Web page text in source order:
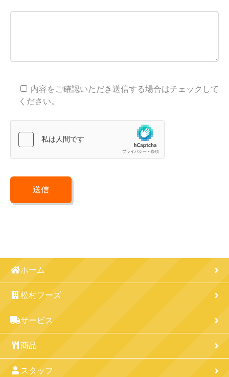
内容をご確認いただき送信する場合はチェックして
ください。
ホーム
松村フーズ
サービス
商品
スタッフ